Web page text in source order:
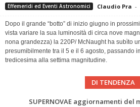
Effemeridi ed Eventi Astronomici Claudio Pra -
Dopo il grande “botto” di inizio giugno in
vista variare la sua luminosità di circa nove
nona grandezza) la 220P/ McNaught ha subìto
presumibilmente tra il 5 e il 6 agosto, passando
tredicesima alla settima magnitudine.
DI TENDENZA
Le Comete del mese di Agosto: LA 10P/